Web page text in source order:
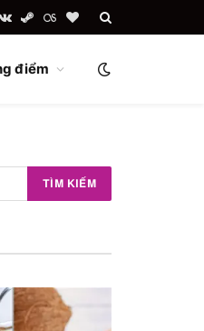
VKontakte
SteamLast.fmBlogLovin
điểm